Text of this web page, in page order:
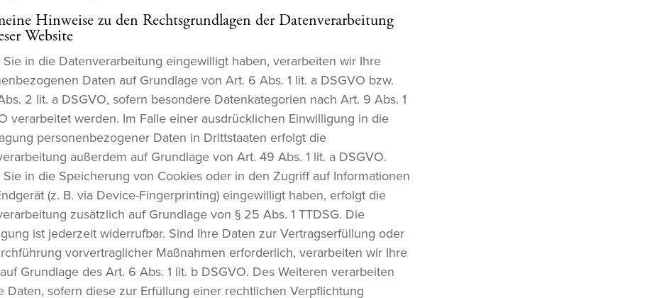
Hinweise zu den Rechtsgrundlagen der Datenverarbeitung
Website
Sie in die Datenverarbeitung eingewilligt haben, verarbeiten wir Ihre
Daten auf Grundlage von Art. 6 Abs. 1 lit. a DSGVO bzw.
2 lit. a DSGVO, sofern besondere Datenkategorien nach Art. 9 Abs. 1
verarbeitet werden. Im Falle einer ausdrücklichen Einwilligung in die
personenbezogener Daten in Drittstaaten erfolgt die
außerdem auf Grundlage von Art. 49 Abs. 1 lit. a DSGVO.
Sie in die Speicherung von Cookies oder in den Zugriff auf Informationen
(z. B. via Device-Fingerprinting) eingewilligt haben, erfolgt die
zusätzlich auf Grundlage von § 25 Abs. 1 TTDSG. Die
ist jederzeit widerrufbar. Sind Ihre Daten zur Vertragserfüllung oder
vorvertraglicher Maßnahmen erforderlich, verarbeiten wir Ihre
Grundlage des Art. 6 Abs. 1 lit. b DSGVO. Des Weiteren verarbeiten
Daten, sofern diese zur Erfüllung einer rechtlichen Verpflichtung